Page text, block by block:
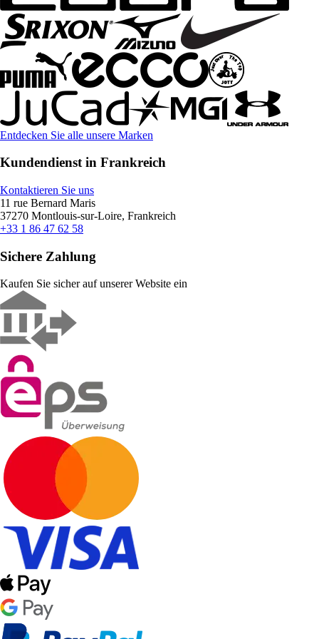
Entdecken Sie alle unsere Marken
Kundendienst in Frankreich
Kontaktieren Sie uns
11 rue Bernard Maris
37270 Montlouis-sur-Loire, Frankreich
+33 1 86 47 62 58
Sichere Zahlung
Kaufen Sie sicher auf unserer Website ein